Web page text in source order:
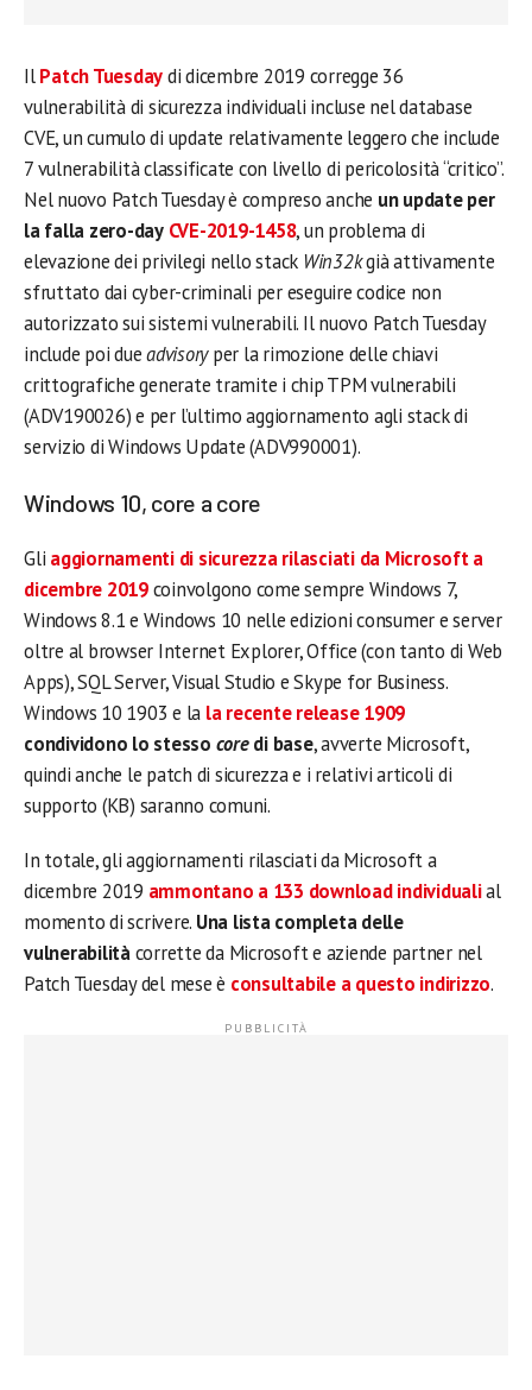
IlPatch Tuesdaydi dicembre 2019 corregge 36
vulnerabilità di sicurezza individuali incluse nel database
CVE, un cumulo di update relativamente leggero che include
7 vulnerabilità classificate con livello di pericolosità “critico”.
Nel nuovo Patch Tuesday è compreso anche un update per
la falla zero-day CVE-2019-1458, un problema di
elevazione dei privilegi nello stack Win32kgià attivamente
sfruttato dai cyber-criminali per eseguire codice non
autorizzato sui sistemi vulnerabili. Il nuovo Patch Tuesday
include poi dueadvisoryper la rimozione delle chiavi
crittografiche generate tramite i chip TPM vulnerabili
(ADV190026) e per l’ultimo aggiornamento agli stack di
servizio di Windows Update (ADV990001).
Windows 10, core a core
Gli aggiornamenti di sicurezza rilasciati da Microsoft a
dicembre 2019coinvolgono come sempre Windows 7,
Windows 8.1 e Windows 10 nelle edizioni consumer e server
oltre al browser Internet Explorer, Office (con tanto di Web
Apps), SQL Server, Visual Studio e Skype for Business.
Windows 10 1903 e la la recente release 1909
condividono lo stesso coredi base, avverte Microsoft,
quindi anche le patch di sicurezza e i relativi articoli di
supporto (KB) saranno comuni.
In totale, gli aggiornamenti rilasciati da Microsoft a
dicembre 2019 ammontano a 133 download individualial
momento di scrivere. Una lista completa delle
vulnerabilitàcorrette da Microsoft e aziende partner nel
Patch Tuesday del mese è consultabile a questo indirizzo.